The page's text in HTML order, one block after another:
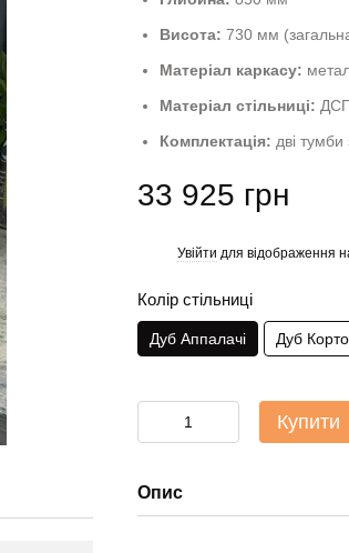
Висота: 730 мм
Матеріал каркасу:
Матеріал стільниці:
Комплектація: дві
33 925 грн
Увійти для відображення
Колір стільниці
Дуб Аппалачі Дуб
Купити
Опис